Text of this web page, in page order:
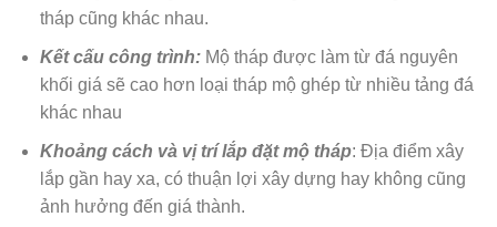
tháp cũng khác nhau.
Kết cấu công trình:Mộ tháp được làm từ đá nguyên
khối giá sẽ cao hơn loại tháp mộ ghép từ nhiều tảng đá
khác nhau
Khoảng cách và vị trí lắp đặt mộ tháp: Địa điểm xây
lắp gần hay xa, có thuận lợi xây dựng hay không cũng
ảnh hưởng đến giá thành.